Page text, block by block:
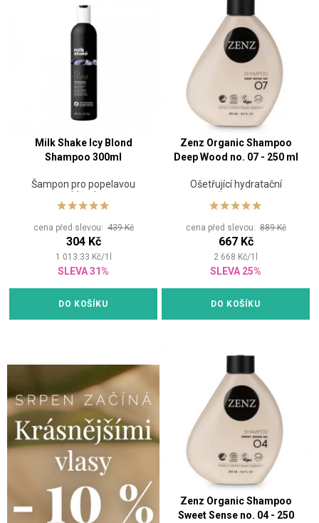
Milk Shake Icy Blond
Shampoo 300ml
Šampon pro popelavou
blond
cena před slevou:439 Kč
304 Kč
1 013.33 Kč/1
SLEVA 31%
DO KOŠÍKU
Zenz Organic Shampoo
Deep Wood no. 07​ - 250 ml
Ošetřující hydratační
šampon
cena před slevou:889 Kč
667 Kč
2 668 Kč/1
SLEVA 25%
DO KOŠÍKU
Zenz Organic Shampoo
Sweet Sense no. 04​ - 250